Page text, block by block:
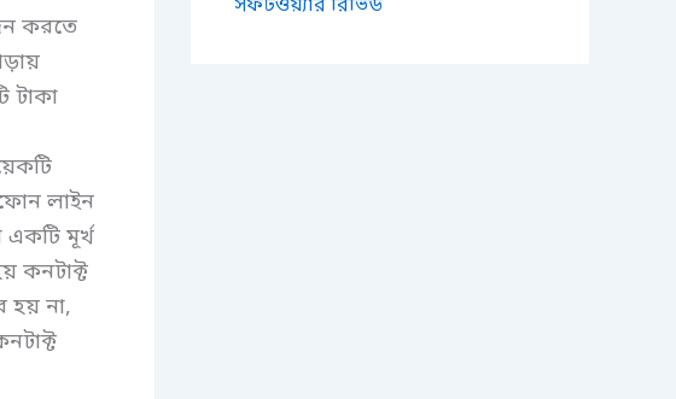
করতে
টাকা
লাইন
একটি মূর্খ
কনটাক্ট
না,
সফটওয়্যার রিভিউ